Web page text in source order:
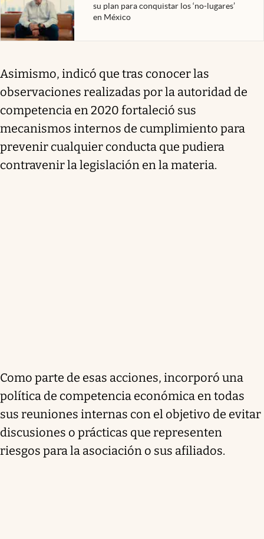
su plan para conquistar los ‘no-lugares’
en México
Asimismo, indicó que tras conocer las
observaciones realizadas por la autoridad de
competencia en 2020 fortaleció sus
mecanismos internos de cumplimiento para
prevenir cualquier conducta que pudiera
contravenir la legislación en la materia.
Como parte de esas acciones, incorporó una
política de competencia económica en todas
sus reuniones internas con el objetivo de evitar
discusiones o prácticas que representen
riesgos para la asociación o sus afiliados.